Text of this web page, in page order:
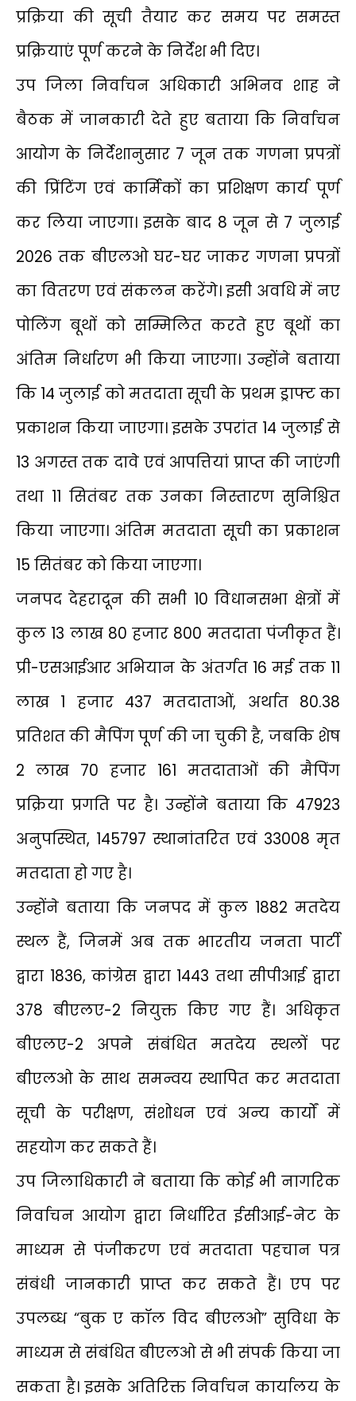
प्रक्रिया की सूची तैयार कर समय पर समस्त
प्रक्रियाएं पूर्ण करने के निर्देश भी दिए।
उप जिला निर्वाचन अधिकारी अभिनव शाह ने
बैठक में जानकारी देते हुए बताया कि निर्वाचन
आयोग के निर्देशानुसार 7 जून तक गणना प्रपत्रों
की प्रिंटिंग एवं कार्मिकों का प्रशिक्षण कार्य पूर्ण
कर लिया जाएगा। इसके बाद 8 जून से 7 जुलाई
2026 तक बीएलओ घर-घर जाकर गणना प्रपत्रों
का वितरण एवं संकलन करेंगे। इसी अवधि में नए
पोलिंग बूथों को सम्मिलित करते हुए बूथों का
अंतिम निर्धारण भी किया जाएगा। उन्होंने बताया
कि 14 जुलाई को मतदाता सूची के प्रथम ड्राफ्ट का
प्रकाशन किया जाएगा। इसके उपरांत 14 जुलाई से
13 अगस्त तक दावे एवं आपत्तियां प्राप्त की जाएंगी
तथा 11 सितंबर तक उनका निस्तारण सुनिश्चित
किया जाएगा। अंतिम मतदाता सूची का प्रकाशन
15 सितंबर को किया जाएगा।
जनपद देहरादून की सभी 10 विधानसभा क्षेत्रों में
कुल 13 लाख 80 हजार 800 मतदाता पंजीकृत हैं।
प्री-एसआईआर अभियान के अंतर्गत 16 मई तक 11
लाख 1 हजार 437 मतदाताओं, अर्थात 80.38
प्रतिशत की मैपिंग पूर्ण की जा चुकी है, जबकि शेष
2 लाख 70 हजार 161 मतदाताओं की मैपिंग
प्रक्रिया प्रगति पर है। उन्होंने बताया कि 47923
अनुपस्थित, 145797 स्थानांतरित एवं 33008 मृत
मतदाता हो गए है।
उन्होंने बताया कि जनपद में कुल 1882 मतदेय
स्थल हैं, जिनमें अब तक भारतीय जनता पार्टी
द्वारा 1836, कांग्रेस द्वारा 1443 तथा सीपीआई द्वारा
378 बीएलए-2 नियुक्त किए गए हैं। अधिकृत
बीएलए-2 अपने संबंधित मतदेय स्थलों पर
बीएलओ के साथ समन्वय स्थापित कर मतदाता
सूची के परीक्षण, संशोधन एवं अन्य कार्यों में
सहयोग कर सकते हैं।
उप जिलाधिकारी ने बताया कि कोई भी नागरिक
निर्वाचन आयोग द्वारा निर्धारित ईसीआई-नेट के
माध्यम से पंजीकरण एवं मतदाता पहचान पत्र
संबंधी जानकारी प्राप्त कर सकते हैं। एप पर
उपलब्ध “बुक ए कॉल विद बीएलओ” सुविधा के
माध्यम से संबंधित बीएलओ से भी संपर्क किया जा
सकता है। इसके अतिरिक्त निर्वाचन कार्यालय के